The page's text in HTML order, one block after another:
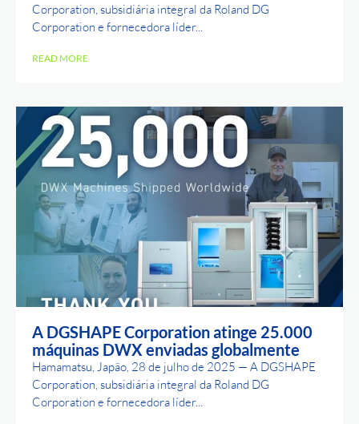
Corporation, subsidiária integral da Roland DG
Corporation e fornecedora líder...
READ MORE
A DGSHAPE Corporation atinge 25.000
máquinas DWX enviadas globalmente
Hamamatsu, Japão, 28 de julho de 2025 — A DGSHAPE
Corporation, subsidiária integral da Roland DG
Corporation e fornecedora líder...